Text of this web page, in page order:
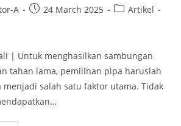
A 24 March 2025
Artikel
| Untuk menghasilkan sambungan
tahan lama, pemilihan pipa haruslah
salah satu faktor utama. Tidak